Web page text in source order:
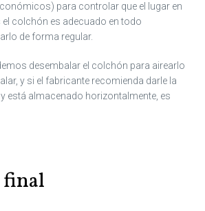
para controlar que el lugar en
el colchón es adecuado en todo
de forma regular.
desembalar el colchón para airearlo
y si el fabricante recomienda darle la
está almacenado horizontalmente, es
final